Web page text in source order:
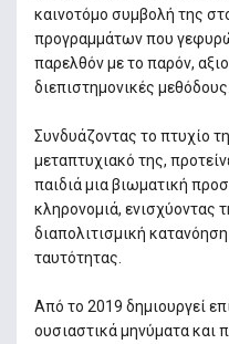
καινοτόμο συμβολή της
προγραμμάτων που
παρελθόν με το παρόν,
διεπιστημονικές μεθόδους.
Συνδυάζοντας το πτυχίο
μεταπτυχιακό της,
παιδιά μια βιωματική
κληρονομιά, ενισχύοντας
διαπολιτισμική
ταυτότητας.
Από το 2019 δημιουργεί
ουσιαστικά μηνύματα και